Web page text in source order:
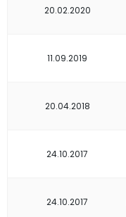
20.02.2020
11.09.2019
20.04.2018
24.10.2017
24.10.2017